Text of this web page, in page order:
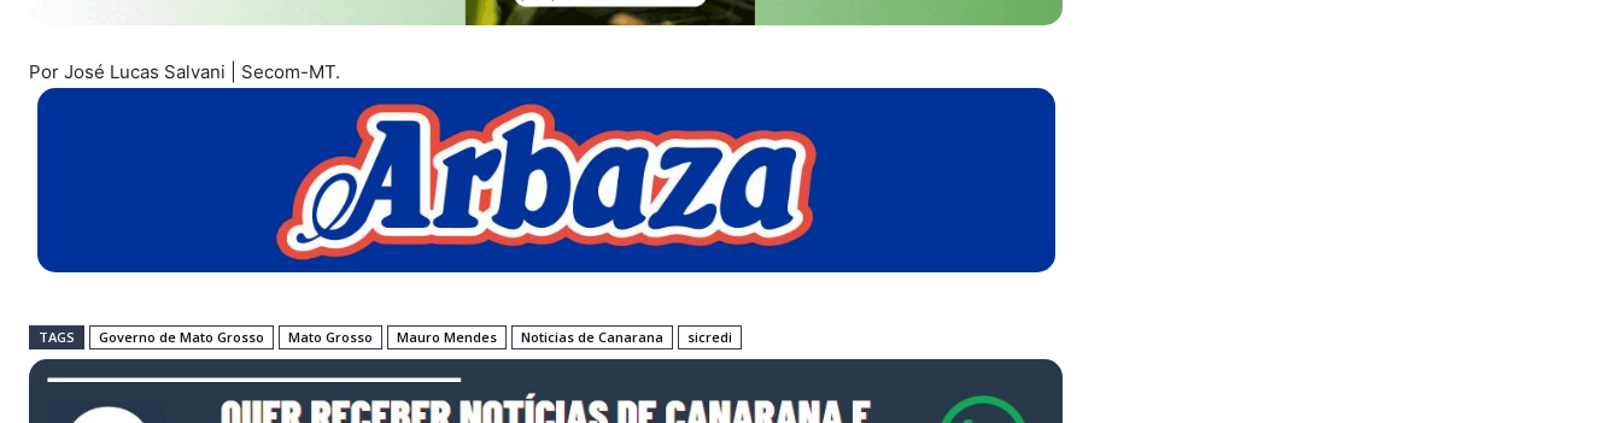
Por José Lucas Salvani | Secom-MT.
TAGS Governo de Mato Grosso Mato Grosso Mauro Mendes Noticias de Canarana sicredi